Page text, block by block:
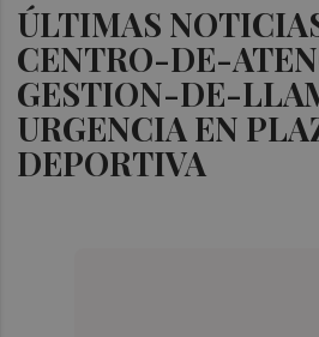
ÚLTIMAS
CENTRO-DE-
GESTION-DE-
URGENCIA EN
DEPORTIVA